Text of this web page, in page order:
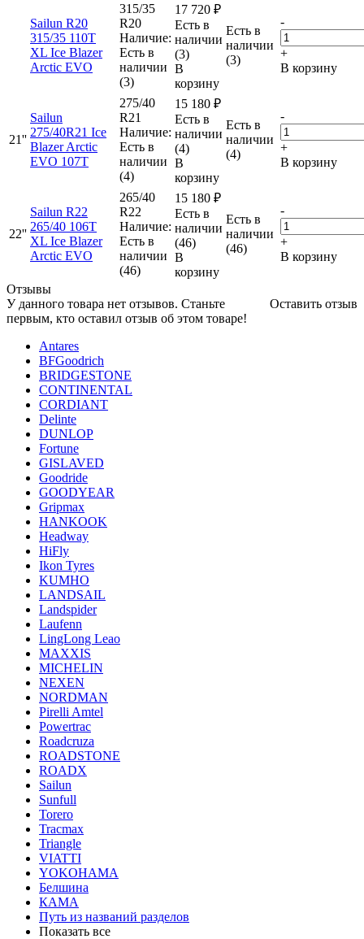
Sailun R20
315/35 110T
XL Ice Blazer
Arctic EVO
315/35
R20
Наличие:
Есть в
наличии
(3)
17 720 ₽
Есть в
наличии
(3)
В
корзину
Есть в
наличии
(3)
-
+
В корзину
21''
Sailun
275/40R21 Ice
Blazer Arctic
EVO 107T
275/40
R21
Наличие:
Есть в
наличии
(4)
15 180 ₽
Есть в
наличии
(4)
В
корзину
Есть в
наличии
(4)
-
+
В корзину
22''
Sailun R22
265/40 106T
XL Ice Blazer
Arctic EVO
265/40
R22
Наличие:
Есть в
наличии
(46)
15 180 ₽
Есть в
наличии
(46)
В
корзину
Есть в
наличии
(46)
-
+
В корзину
Отзывы
Оставить отзыв
У данного товара нет отзывов. Станьте
первым, кто оставил отзыв об этом товаре!
Antares
BFGoodrich
BRIDGESTONE
CONTINENTAL
CORDIANT
Delinte
DUNLOP
Fortune
GISLAVED
Goodride
GOODYEAR
Gripmax
HANKOOK
Headway
HiFly
Ikon Tyres
KUMHO
LANDSAIL
Landspider
Laufenn
LingLong Leao
MAXXIS
MICHELIN
NEXEN
NORDMAN
Pirelli Amtel
Powertrac
Roadcruza
ROADSTONE
ROADX
Sailun
Sunfull
Torero
Tracmax
Triangle
VIATTI
YOKOHAMA
Белшина
КАМА
Путь из названий разделов
Показать все